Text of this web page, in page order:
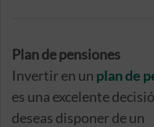
trabajadores.
Plan de pensiones
Invertir en un plan de
es una excelente
deseas disponer de un